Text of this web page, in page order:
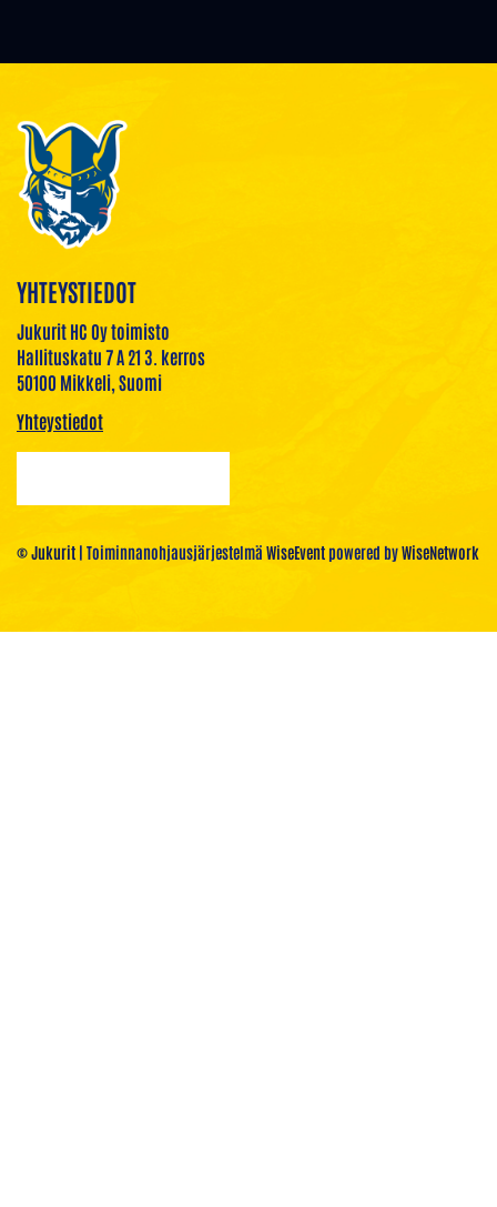
YHTEYSTIEDOT
Jukurit HC Oy toimisto
Hallituskatu 7 A 21 3. kerros
50100 Mikkeli, Suomi
Yhteystiedot
© Jukurit | Toiminnanohjausjärjestelmä WiseEventpowered byWiseNetwork